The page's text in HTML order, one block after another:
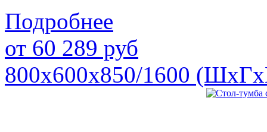
Подробнее
от 60 289 руб
800х600х850/1600